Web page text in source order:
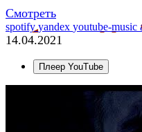
Смотреть
spotifyyandex youtube-music
14.04.2021
Плеер YouTube